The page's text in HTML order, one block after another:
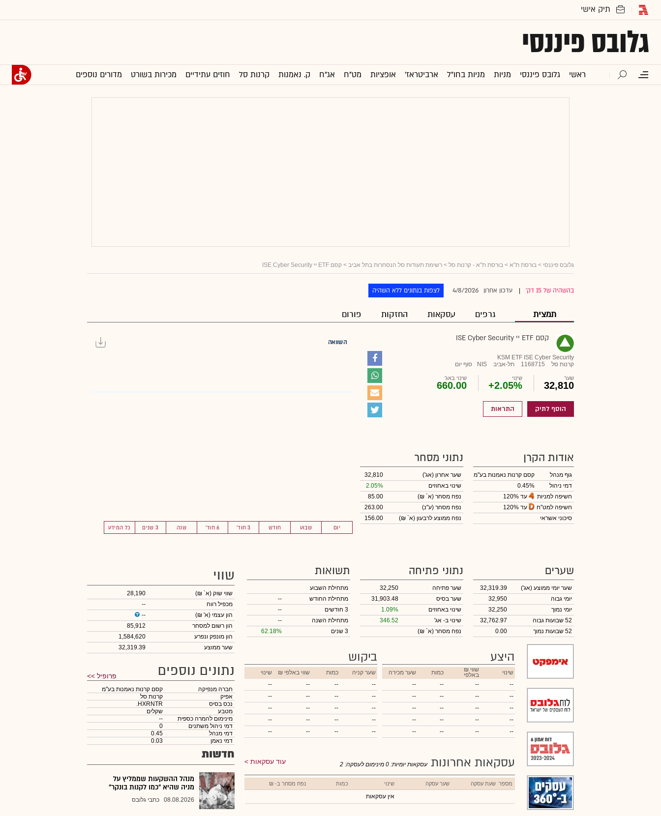
גלובס פיננסי
ראשי גלובס פיננסי מניות מניות בחו"ל ארביטראז' אופציות מט"ח אג"ח ק. נאמנות קרנות סל חוזים עתידיים מכירות בשורט מדורים נוספים
גלובס פיננסי > בורסת ת"א > בורסת ת"א - קרנות סל > רשימת תעודות סל הנסחרות בתל אביב > קסם ETF יי ISE Cyber Security
בהשהיה של 15 דק' עדכון אחרון 4/8/2026 לצפות בנתונים ללא השהיה
תמצית גרפים עסקאות החזקות פורום
קסם ETF יי ISE Cyber Security
KSM ETF ISE Cyber Security
קרנות סל
1168715 תל-אביב NIS סוף יום
שער
32,810
שינוי
+2.05%
שינוי באג'
660.00
הוסף לתיק התראות
השוואה
יום שבוע חודש 3 חוד' 6 חוד' שנה 3 שנים כל המידע
אודות הקרן
גוף מנהל
קסם קרנות נאמנות בע"מ
דמי ניהול
0.45%
חשיפה למניות
עד 120%
חשיפה למט"ח
עד 120%
סיכוני אשראי
נתוני מסחר
שער אחרון (אג')
32,810
שינוי באחוזים
2.05%
נפח מסחר (א` ₪)
85.00
נפח מסחר (ע"נ)
263.00
נפח ממוצע לרבעון (א` ₪)
156.00
שערים
שער יומי ממוצע (אג')
32,319.39
יומי גבוה
32,950
יומי נמוך
32,250
52 שבועות גבוה
32,762.97
52 שבועות נמוך
0.00
נתוני פתיחה
שער פתיחה
32,250
שער בסיס
31,903.48
שינוי באחוזים
1.09%
שינוי ב- אג'
346.52
נפח מסחר (א` ₪)
תשואות
מתחילת השבוע
מתחילת החודש
--
3 חודשים
--
מתחילת השנה
--
3 שנים
62.18%
היצע
שינוי ₪ שווי
באלפי כמות
שער מכירה
--
--
--
--
--
--
--
--
--
--
--
--
--
--
--
--
--
--
--
--
ביקוש
שער קניה כמות ₪ שווי באלפי
שינוי
--
--
--
--
--
--
--
--
--
--
--
--
--
--
--
--
--
--
--
--
עסקאות אחרונות עוד עסקאות עסקאות יומיות: 0 מינימום לעסקה: 2
מספר שעת עסקה שער עסקה שינוי כמות נפח מסחר ב- ₪
אין עסקאות
שווי
שווי שוק (א` ₪)
28,190
מכפיל רווח
--
הון עצמי (א' ₪)
--
הון רשום למסחר
85,912
הון מונפק ונפרע
1,584,620
שער ממוצע
32,319.39
נתונים נוספים פרופיל >>
חברה מנפיקה
קסם קרנות נאמנות בע"מ
אפיק
קרנות סל
נכס בסיס
.HXRNTR
מטבע
שקלים
מינימום להמרה כספית
--
דמי ניהול משתנים
0
דמי מנהל
0.45
דמי נאמן
0.03
חדשות
מנהל ההשקעות שממליץ על
מניה שהיא "כמו לקנות בונקר"
08.08.2026 כתבי גלובס